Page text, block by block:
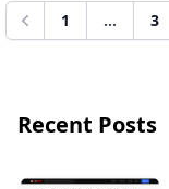
Previous
1 ... 3
Recent Posts